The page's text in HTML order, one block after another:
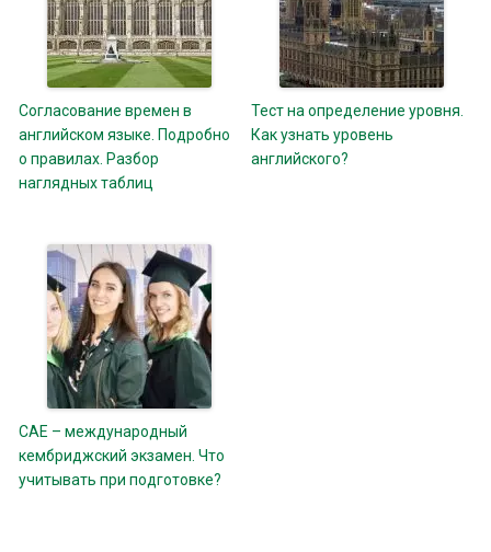
Согласование времен в
английском языке. Подробно
о правилах. Разбор
наглядных таблиц
Тест на определение уровня.
Как узнать уровень
английского?
CAE – международный
кембриджский экзамен. Что
учитывать при подготовке?